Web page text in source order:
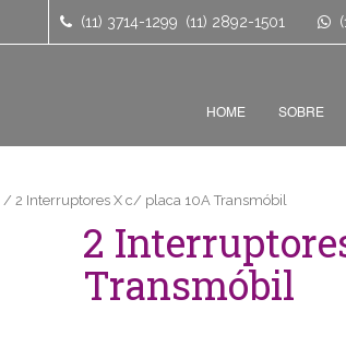
(11) 3714-1299 (11) 2892-1501
HOME SOBRE
/ 2 Interruptores X c/ placa 10A Transmóbil
2
Transmóbil